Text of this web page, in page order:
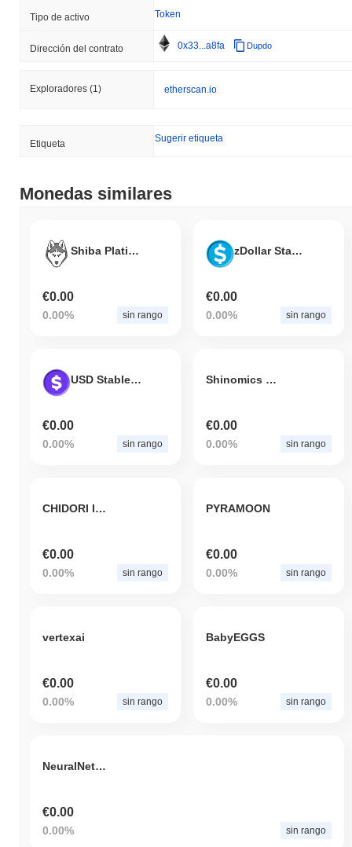
Tipo de activo Token
Dirección del contrato 0x33...a8fa Dupdo
Exploradores (1) etherscan.io
Etiqueta Sugerir etiqueta
Monedas similares
Shiba Platinum
€0.00
0.00% sin rango
zDollar Stable USD
€0.00
0.00% sin rango
USD Stablecoin Dollar
€0.00
0.00% sin rango
Shinomics INU
€0.00
0.00% sin rango
CHIDORI INU AI
€0.00
0.00% sin rango
PYRAMOON
€0.00
0.00% sin rango
vertexai
€0.00
0.00% sin rango
BabyEGGS
€0.00
0.00% sin rango
NeuralNetGPT
€0.00
0.00% sin rango